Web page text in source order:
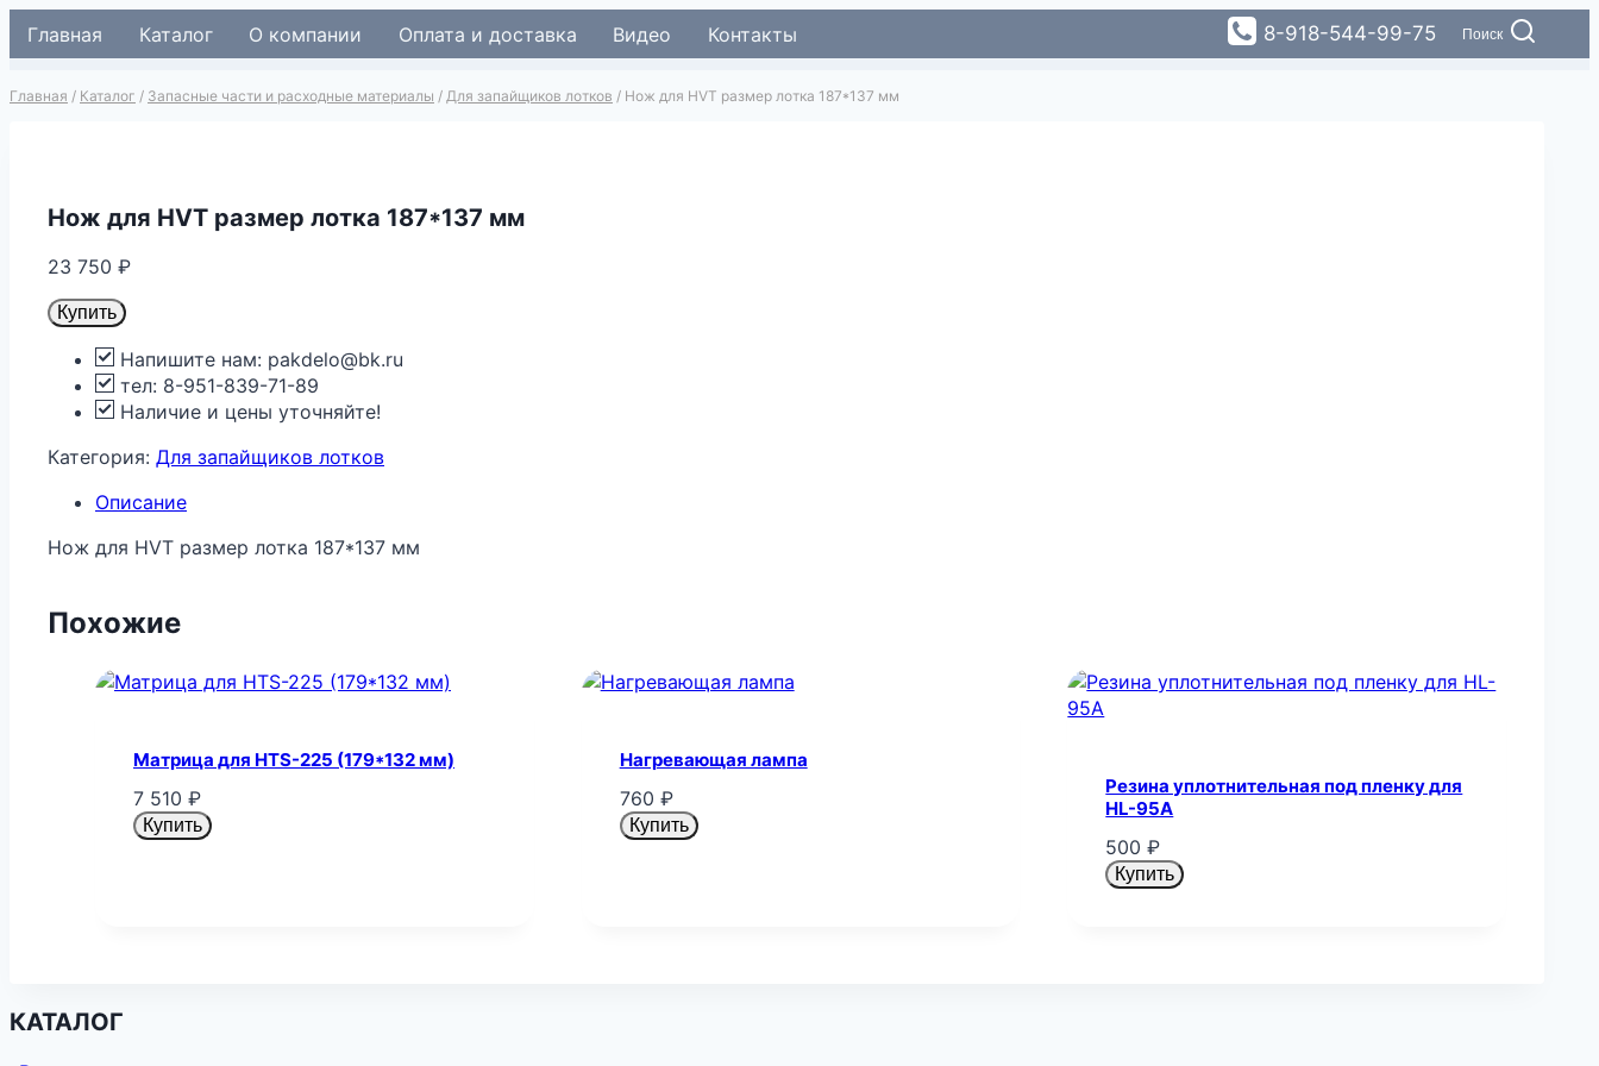
Перейти
Главная Каталог О компании Оплата и доставка Видео Контакты 8-918-544-99-75 Поиск
Главная / Каталог / Запасные части и расходные материалы / Для запайщиков лотков / Нож для HVT размер лотка 187*137 мм
Нож для HVT размер лотка 187*137 мм
23 750 ₽
Купить
Напишите нам: pakdelo@bk.ru
тел: 8-951-839-71-89
Наличие и цены уточняйте!
Категория: Для запайщиков лотков
Описание
Нож для HVT размер лотка 187*137 мм
Похожие
Матрица для HTS-225 (179*132 мм)
7 510 ₽
Купить
Нагревающая лампа
760 ₽
Купить
Резина уплотнительная под пленку для
HL-95A
500₽
Купить
КАТАЛОГ